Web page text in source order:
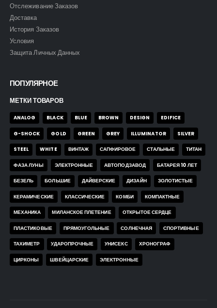
Отслеживание Заказов
Доставка
История Заказов
Условия
Защита Личных Данных
ПОПУЛЯРНОЕ
МЕТКИ ТОВАРОВ
ANALOG BLACK BLUE BROWN DESIGN EDIFICE
G-SHOCK GOLD GREEN GREY ILLUMINATOR SILVER
STEEL WHITE ВИНТАЖ САПФИРОВОЕ СТАЛЬНЫЕ ТИТАН
ФАЗА ЛУНЫ ЭЛЕКТРОННЫЕ АВТОПОДЗАВОД БАТАРЕЯ 10 ЛЕТ
БЕЗЕЛЬ БОЛЬШИЕ ДАЙВЕРСКИЕ ДИЗАЙН ЗОЛОТИСТЫЕ
КЕРАМИЧЕСКИЕ КЛАССИЧЕСКИЕ КОМБИ КОМПАКТНЫЕ
МЕХАНИКА МИЛАНСКОЕ ПЛЕТЕНИЕ ОТКРЫТОЕ СЕРДЦЕ
ПЛАСТИКОВЫЕ ПРЯМОУГОЛЬНЫЕ СОЛНЕЧНАЯ СПОРТИВНЫЕ
ТАХИМЕТР УДАРОПРОЧНЫЕ УНИСЕКС ХРОНОГРАФ
ЦИРКОНЫ ШВЕЙЦАРСКИЕ ЭЛЕКТРОННЫЕ